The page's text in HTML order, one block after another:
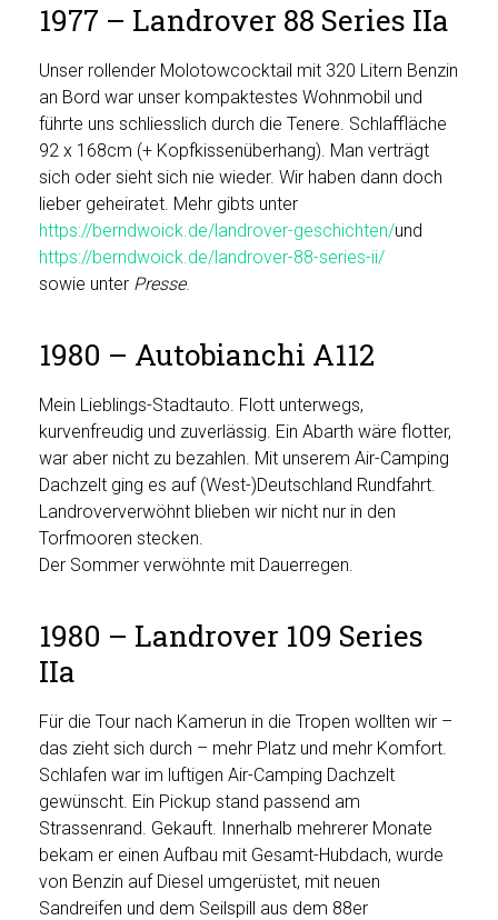
1977 – Landrover 88 Series IIa
Unser rollender Molotowcocktail mit 320 Litern Benzin
an Bord war unser kompaktestes Wohnmobil und
führte uns schliesslich durch die Tenere. Schlaffläche
92 x 168cm (+ Kopfkissenüberhang). Man verträgt
sich oder sieht sich nie wieder. Wir haben dann doch
lieber geheiratet. Mehr gibts unter
https://berndwoick.de/landrover-geschichten/und
https://berndwoick.de/landrover-88-series-ii/
sowie unter Presse.
1980 – Autobianchi A112
Mein Lieblings-Stadtauto. Flott unterwegs,
kurvenfreudig und zuverlässig. Ein Abarth wäre flotter,
war aber nicht zu bezahlen. Mit unserem Air-Camping
Dachzelt ging es auf (West-)Deutschland Rundfahrt.
Landroververwöhnt blieben wir nicht nur in den
Torfmooren stecken.
Der Sommer verwöhnte mit Dauerregen.
1980 – Landrover 109 Series
IIa
Für die Tour nach Kamerun in die Tropen wollten wir –
das zieht sich durch – mehr Platz und mehr Komfort.
Schlafen war im luftigen Air-Camping Dachzelt
gewünscht. Ein Pickup stand passend am
Strassenrand. Gekauft. Innerhalb mehrerer Monate
bekam er einen Aufbau mit Gesamt-Hubdach, wurde
von Benzin auf Diesel umgerüstet, mit neuen
Sandreifen und dem Seilspill aus dem 88er